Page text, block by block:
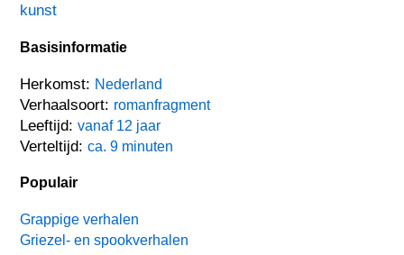
kunst
Basisinformatie
Herkomst: Nederland
Verhaalsoort: romanfragment
Leeftijd:vanaf 12 jaar
Verteltijd:ca. 9 minuten
Populair
Grappige verhalen
Griezel- en spookverhalen